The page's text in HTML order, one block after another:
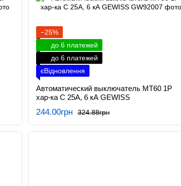
−25%
до 6 платежей
до 6 платежей
єВідновлення
Автоматический выключатель МТ60 1P
хар-ка C 25А, 6 кА GEWISS
324.88грн
244.00грн